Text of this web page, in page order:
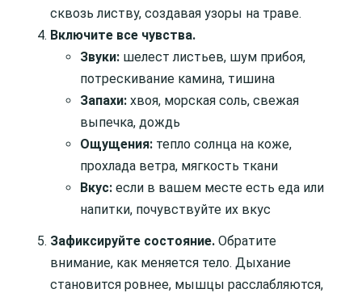
сквозь листву, создавая узоры на траве.
Включите все чувства.
Звуки: шелест листьев, шум прибоя,
потрескивание камина, тишина
Запахи: хвоя, морская соль, свежая
выпечка, дождь
Ощущения: тепло солнца на коже,
прохлада ветра, мягкость ткани
Вкус: если в вашем месте есть еда или
напитки, почувствуйте их вкус
Зафиксируйте состояние. Обратите
внимание, как меняется тело. Дыхание
становится ровнее, мышцы расслабляются,